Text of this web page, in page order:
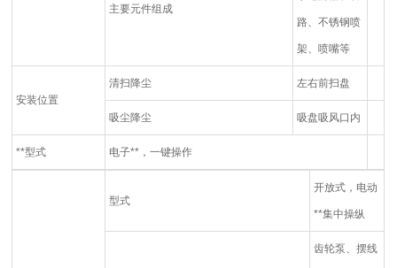
主要元件组成
路、不锈钢喷
架、喷嘴等
安装位置
清扫降尘 左右前扫盘
吸尘降尘 吸盘吸风口内
**型式 电子**，一键操作
型式
开放式，电动
**集中操纵
齿轮泵、摆线